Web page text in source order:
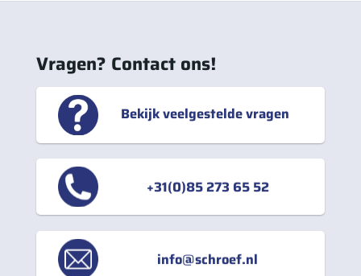
Vragen? Contact ons!
Bekijk veelgestelde vragen
+31(0)85 273 65 52
info@schroef.nl